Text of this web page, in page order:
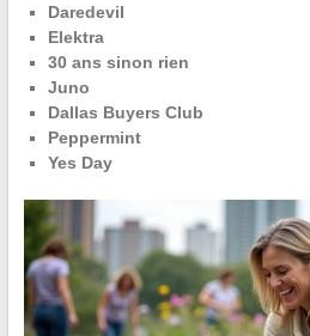
Daredevil
Elektra
30 ans sinon rien
Juno
Dallas Buyers Club
Peppermint
Yes Day